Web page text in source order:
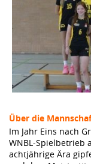
Über die
Im Jahr Eins nach
WNBL-Spielbetrieb
achtjährige Ära